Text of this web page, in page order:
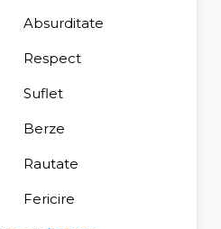
Absurditate
Respect
Suflet
Berze
Rautate
Fericire